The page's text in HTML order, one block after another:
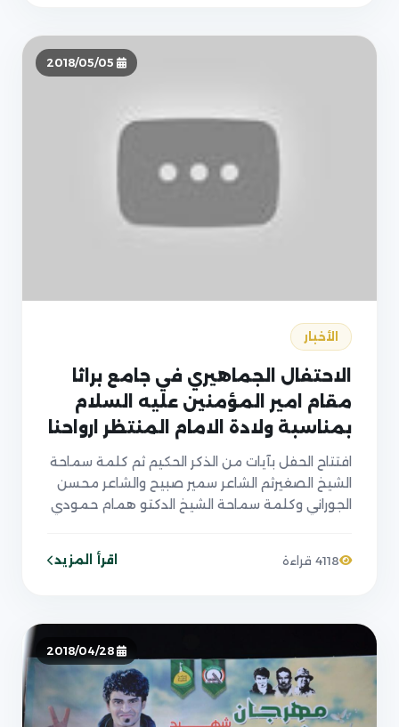
الأخبار
الاحتفال الجماهيري في جامع براثا
مقام امير المؤمنين عليه السلام
بمناسبة ولادة الامام المنتظر ارواحنا
فداه
افتتاح الحفل بآيات من الذكر الحكيم ثم كلمة سماحة
الشيخ الصغيرثم الشاعر سمير صبيح والشاعر محسن
الجوراني وكلمة سماحة الشيخ الدكتو همام حمودي
4118 قراءة اقرأ المزيد